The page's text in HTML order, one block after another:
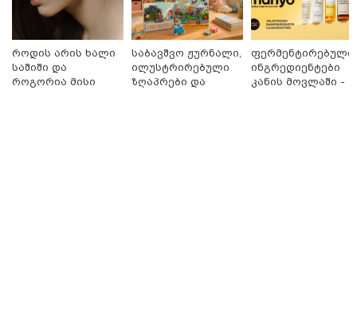
15:47 / 07-08-2026
Tower Group და BREEAM - ხარისხის საერთაშორისო
სტანდარტი ქართულ დეველოპმენტში
როდის არის ხალი
საშიში და
როგორია მისი
საბავშვო ჟურნალი,
ილუსტრირებული
ზღაპრები და
ფერმენტირებული
ინგრედიენტები
კანის მოვლაში -